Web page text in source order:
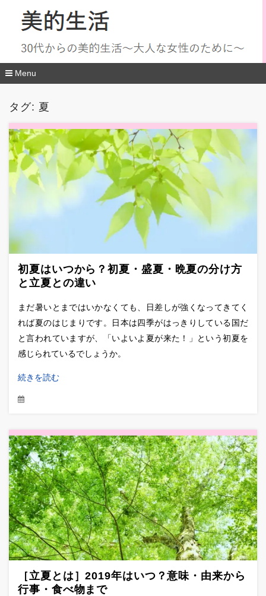
Menu
タグ: 夏
初夏はいつから？初夏・盛夏・晩夏の分け方
と立夏との違い
まだ暑いとまではいかなくても、日差しが強くなってきてく
れば夏のはじまりです。日本は四季がはっきりしている国だ
と言われていますが、「いよいよ夏が来た！」という初夏を
感じられているでしょうか。
続きを読む
［立夏とは］2019年はいつ？意味・由来から
行事・食べ物まで